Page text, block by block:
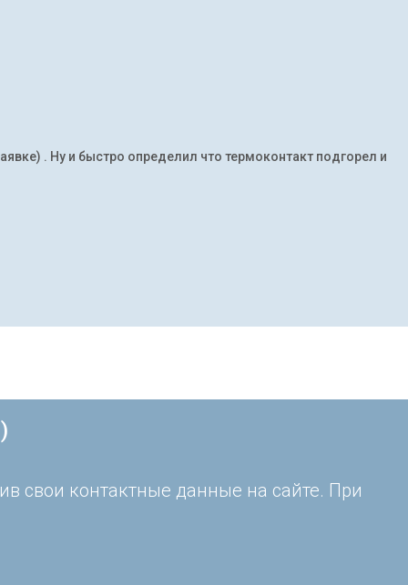
. Ну и быстро определил что термоконтакт подгорел и
свои контактные данные на сайте. При